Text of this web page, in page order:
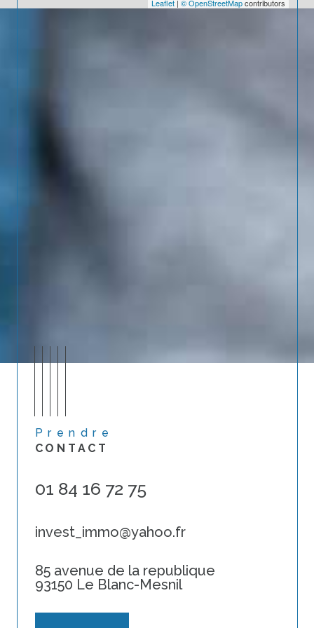
Leaflet | © OpenStreetMapcontributors
Prendre
CONTACT
01 84 16 72 75
invest_immo@yahoo.fr
85 avenue de la republique
93150 Le Blanc-Mesnil